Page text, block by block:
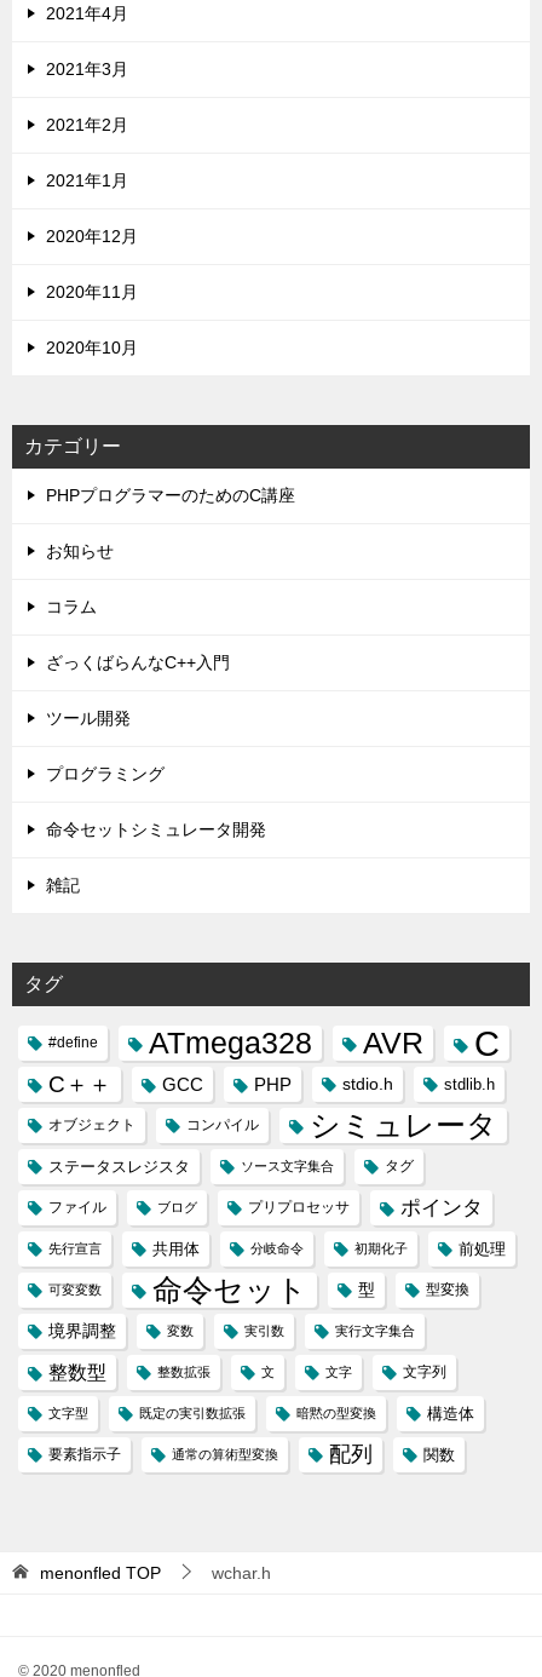
2021年4月
2021年3月
2021年2月
2021年1月
2020年12月
2020年11月
2020年10月
カテゴリー
PHPプログラマーのためのC講座
お知らせ
コラム
ざっくばらんなC++入門
ツール開発
プログラミング
命令セットシミュレータ開発
雑記
タグ
#define ATmega328 AVR C
C＋＋ GCC PHP stdio.h stdlib.h
オブジェクト コンパイル シミュレータ
ステータスレジスタ ソース文字集合 タグ
ファイル ブログ プリプロセッサ ポインタ
先行宣言 共用体 分岐命令 初期化子 前処理
可変変数 命令セット 型 型変換
境界調整 変数 実引数 実行文字集合
整数型 整数拡張 文 文字 文字列
文字型 既定の実引数拡張 暗黙の型変換 構造体
要素指示子 通常の算術型変換 配列 関数
menonfled TOP wchar.h
© 2020 menonfled